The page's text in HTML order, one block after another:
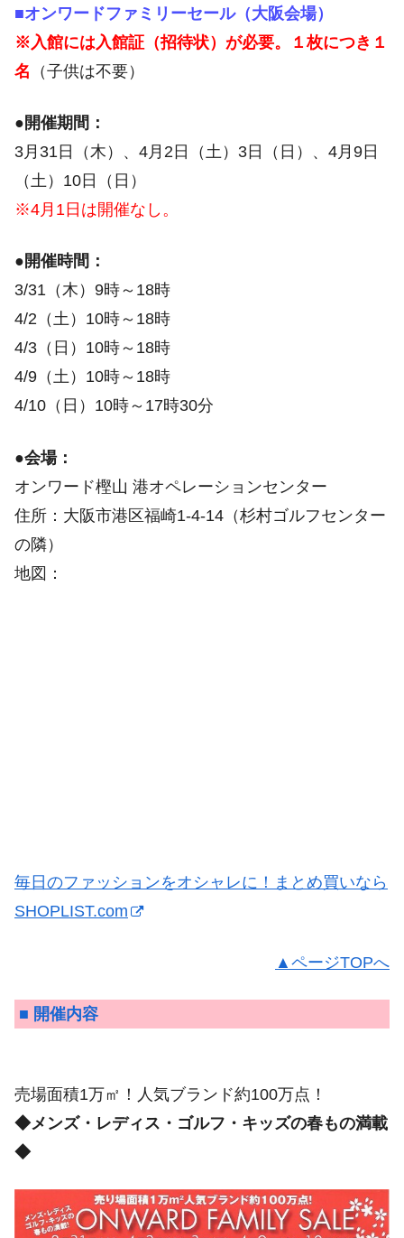
■オンワードファミリーセール（大阪会場）
※入館には入館証（招待状）が必要。１枚につき１
名 （子供は不要）
●開催期間：
3月31日（木）、4月2日（土）3日（日）、4月9日
（土）10日（日）
※4月1日は開催なし。
●開催時間：
3/31（木）9時～18時
4/2（土）10時～18時
4/3（日）10時～18時
4/9（土）10時～18時
4/10（日）10時～17時30分
●会場：
オンワード樫山 港オペレーションセンター
住所：大阪市港区福崎1-4-14（杉村ゴルフセンター
の隣）
地図：
毎日のファッションをオシャレに！まとめ買いなら
SHOPLIST.com
▲ページTOPへ
■ 開催内容
売場面積1万㎡！人気ブランド約100万点！
◆メンズ・レディス・ゴルフ・キッズの春もの満載
◆